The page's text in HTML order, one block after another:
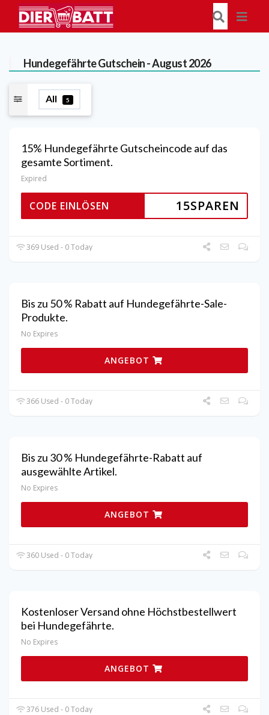
HundegefährteGutschein - August 2026
All 5
15% Hundegefährte Gutscheincode auf das
gesamte Sortiment.
Expired
15SPAREN
CODE EINLÖSEN
369 Used - 0 Today
Bis zu 50 % Rabatt auf Hundegefährte-Sale-
Produkte.
No Expires
ANGEBOT
366 Used - 0 Today
Bis zu 30 % Hundegefährte-Rabatt auf
ausgewählte Artikel.
No Expires
ANGEBOT
360 Used - 0 Today
Kostenloser Versand ohne Höchstbestellwert
bei Hundegefährte.
No Expires
ANGEBOT
376 Used - 0 Today